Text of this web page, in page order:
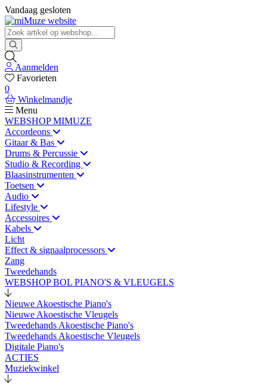
Vandaag gesloten
Aanmelden
Favorieten
0
Winkelmandje
Menu
WEBSHOP MIMUZE
Accordeons
Gitaar & Bas
Drums & Percussie
Studio & Recording
Blaasinstrumenten
Toetsen
Audio
Lifestyle
Accessoires
Kabels
Licht
Effect & signaalprocessors
Zang
Tweedehands
WEBSHOP BOL PIANO'S & VLEUGELS
Nieuwe Akoestische Piano's
Nieuwe Akoestische Vleugels
Tweedehands Akoestische Piano's
Tweedehands Akoestische Vleugels
Digitale Piano's
ACTIES
Muziekwinkel